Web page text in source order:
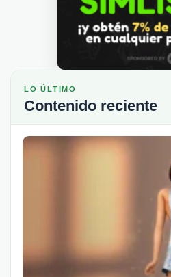
LO ÚLTIMO
Contenido reciente